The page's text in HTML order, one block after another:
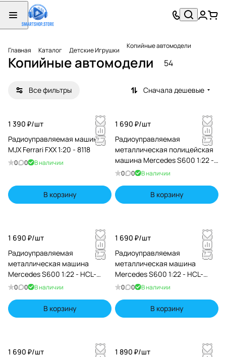
Главная Каталог Детские Игрушки Копийные автомодели
Копийные автомодели 54
Все фильтры Сначала дешевые
1 390 ₽/шт
Радиоуправляемая машина
MJX Ferrari FXX 1:20 - 8118
0 0 В наличии
В корзину
1 690 ₽/шт
Радиоуправляемая
металлическая полицейская
машина Mercedes S600 1:22 -
HCL-3613-BLACK
0 0 В наличии
В корзину
1 690 ₽/шт
Радиоуправляемая
металлическая машина
Mercedes S600 1:22 - HCL-
3813-WHITE
0 0 В наличии
В корзину
1 690 ₽/шт
Радиоуправляемая
металлическая машина
Mercedes S600 1:22 - HCL-
3813-RED
0 0 В наличии
В корзину
1 690 ₽/шт
1 890 ₽/шт